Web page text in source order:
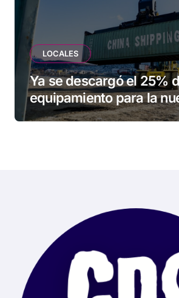
LOCALES
Ya se descargó el 25%
equipamiento para la
de Ushuaia